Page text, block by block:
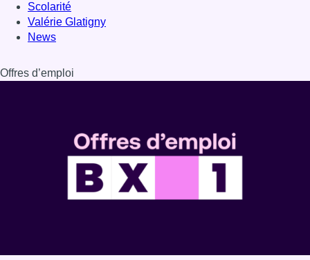
Scolarité
Valérie Glatigny
News
Offres d’emploi